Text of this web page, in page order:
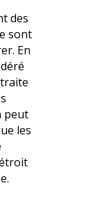
des
sont
En
peut
les